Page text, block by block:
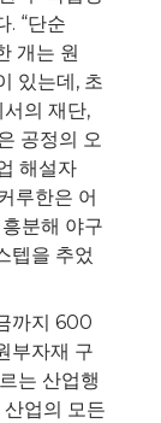
. “단순
개는 원
있는데, 초
의 재단,
공정의 오
해설자
루한은 어
분해 야구
텝을 추었
까지 600
부자재 구
는 산업행
산업의 모든